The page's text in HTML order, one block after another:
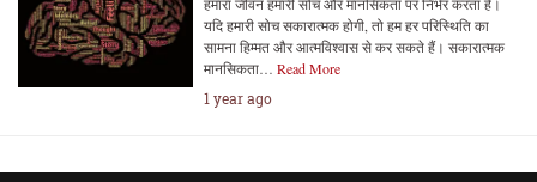
यदि हमारी सोच सकारात्मक होगी, तो हम हर परिस्थिति का
सामना हिम्मत और आत्मविश्वास से कर सकते हैं। सकारात्मक
मानसिकता… Read More
1 year ago